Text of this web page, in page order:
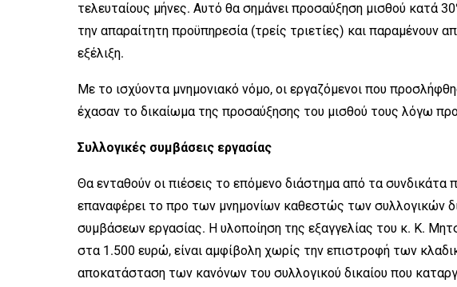
τελευταίους μήνες. Αυτό θα σημάνει προσαύξηση μισθού κατά
την απαραίτητη προϋπηρεσία (τρείς τριετίες) και παραμένουν
εξέλιξη.
Με το ισχύοντα μνημονιακό νόμο, οι εργαζόμενοι που
έχασαν το δικαίωμα της προσαύξησης του μισθού τους λόγω
Συλλογικές συμβάσεις εργασίας
Θα ενταθούν οι πιέσεις το επόμενο διάστημα από τα συνδικάτα
επαναφέρει το προ των μνημονίων καθεστώς των συλλογικών
συμβάσεων εργασίας. Η υλοποίηση της εξαγγελίας του κ. Κ.
στα 1.500 ευρώ, είναι αμφίβολη χωρίς την επιστροφή των
αποκατάσταση των κανόνων του συλλογικού δικαίου που